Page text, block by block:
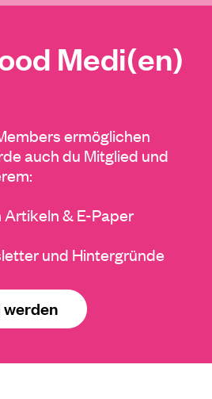
Medi(en)
ermöglichen
auch du Mitglied und
Artikeln & E-Paper
und Hintergründe